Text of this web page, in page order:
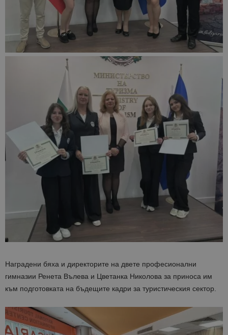
Наградени бяха и директорите на двете професионални
гимназии Ренета Вълева и Цветанка Николова за приноса им
към подготовката на бъдещите кадри за туристическия сектор.